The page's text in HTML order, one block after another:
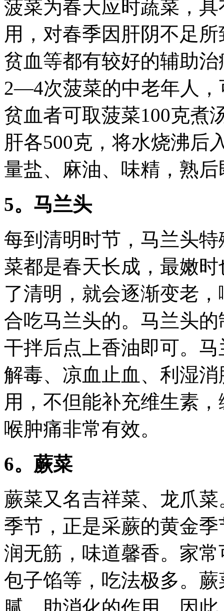
菠菜为春天应时蔬菜，
用，对春季因肝阴不足
贫血等都有较好的辅助
2―4次菠菜的中老年人
贫血者可取菠菜100克煮
肝各500克，将水烧沸后
量盐、麻油、味精，熟
5。马兰头
每到清明时节，马兰头
菜都是春天长成，最嫩
了清明，就会逐渐变老
合吃马兰头的。马兰头
干拌后点上香油即可。
解毒、凉血止血、利湿
用，不但能补充维生素
喉肿痛非常有效。
6。蕨菜
蕨菜又名吉祥菜、龙爪
季节，正是采蕨的黄金
润无筋，味道馨香。家
包子馅等，吃法极多。